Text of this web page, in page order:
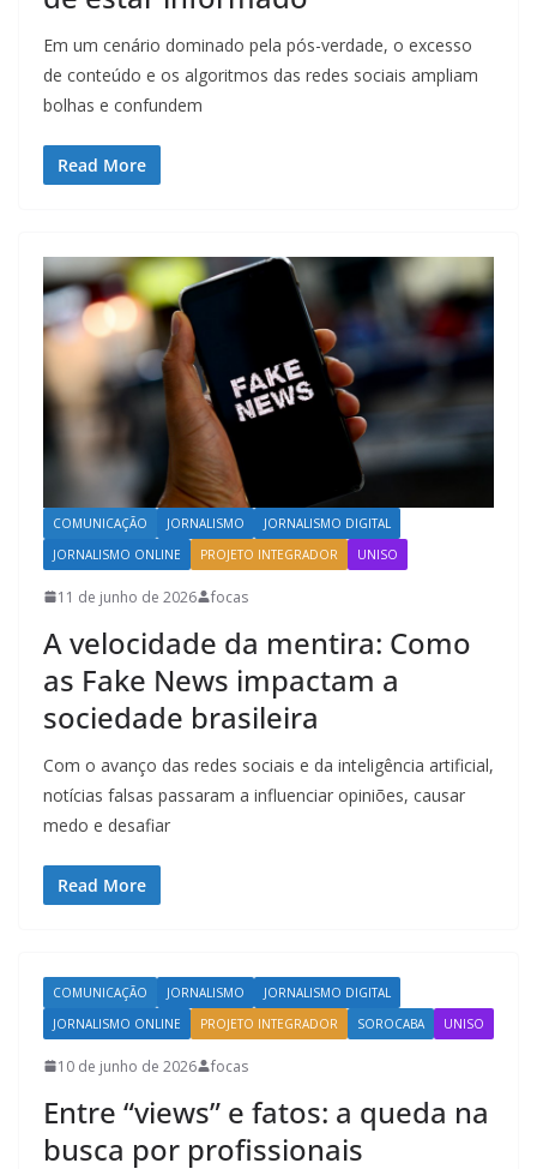
Em um cenário dominado pela pós-verdade, o excesso
de conteúdo e os algoritmos das redes sociais ampliam
bolhas e confundem
Read More
COMUNICAÇÃO JORNALISMO
JORNALISMO DIGITAL
JORNALISMO ONLINE
PROJETO INTEGRADOR UNISO
11 de junho de 2026 focas
A velocidade da mentira: Como
as Fake News impactam a
sociedade brasileira
Com o avanço das redes sociais e da inteligência artificial,
notícias falsas passaram a influenciar opiniões, causar
medo e desafiar
Read More
COMUNICAÇÃO JORNALISMO
JORNALISMO DIGITAL
JORNALISMO ONLINE
PROJETO INTEGRADOR SOROCABA UNISO
10 de junho de 2026 focas
Entre “views” e fatos: a queda na
busca por profissionais